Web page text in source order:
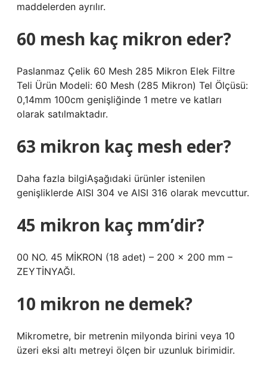
maddelerden ayrılır.
60 mesh kaç mikron eder?
Paslanmaz Çelik 60 Mesh 285 Mikron Elek Filtre
Teli Ürün Modeli: 60 Mesh (285 Mikron) Tel Ölçüsü:
0,14mm 100cm genişliğinde 1 metre ve katları
olarak satılmaktadır.
63 mikron kaç mesh eder?
Daha fazla bilgiAşağıdaki ürünler istenilen
genişliklerde AISI 304 ve AISI 316 olarak mevcuttur.
45 mikron kaç mm’dir?
00 NO. 45 MİKRON (18 adet) – 200 x 200 mm –
ZEYTİNYAĞI.
10 mikron ne demek?
Mikrometre, bir metrenin milyonda birini veya 10
üzeri eksi altı metreyi ölçen bir uzunluk birimidir.